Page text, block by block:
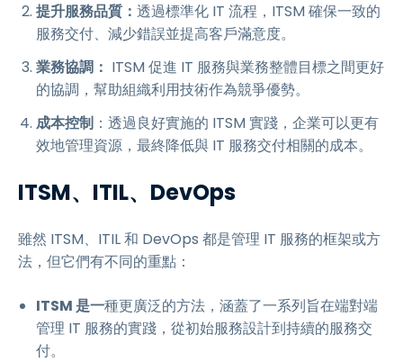
提升服務品質： 透過標準化 IT 流程，ITSM 確保一致的
服務交付、減少錯誤並提高客戶滿意度。
業務協調： ITSM 促進 IT 服務與業務整體目標之間更好
的協調，幫助組織利用技術作為競爭優勢。
成本控制 ：透過良好實施的 ITSM 實踐，企業可以更有
效地管理資源，最終降低與 IT 服務交付相關的成本。
ITSM、ITIL、DevOps
雖然 ITSM、ITIL 和 DevOps 都是管理 IT 服務的框架或方
法，但它們有不同的重點：
ITSM 是一種更廣泛的方法，涵蓋了一系列旨在端對端
管理 IT 服務的實踐，從初始服務設計到持續的服務交
付。